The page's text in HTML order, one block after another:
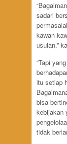
sadari
kawan-
usulan,”
“Tapi
itu setiap
bisa
kebijakan
tidak